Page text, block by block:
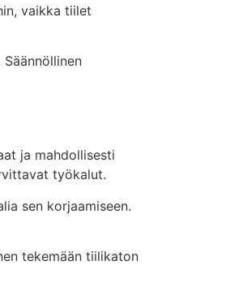
vaikka tiilet
ja mahdollisesti
työkalut.
sen korjaamiseen.
tekemään tiilikaton